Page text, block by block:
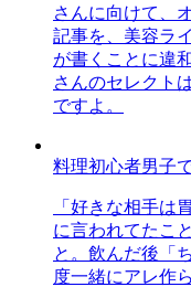
さんに向けて、
記事を、美容ラ
が書くことに違
さんのセレクト
ですよ。
料理初心者男子
「好きな相手は
に言われてたこ
と。飲んだ後「
度一緒にアレ作